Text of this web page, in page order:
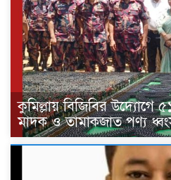
কুমিল্লায় বিজিবির উদ্যোগে
মাদক ও তামাকজাত পণ্য